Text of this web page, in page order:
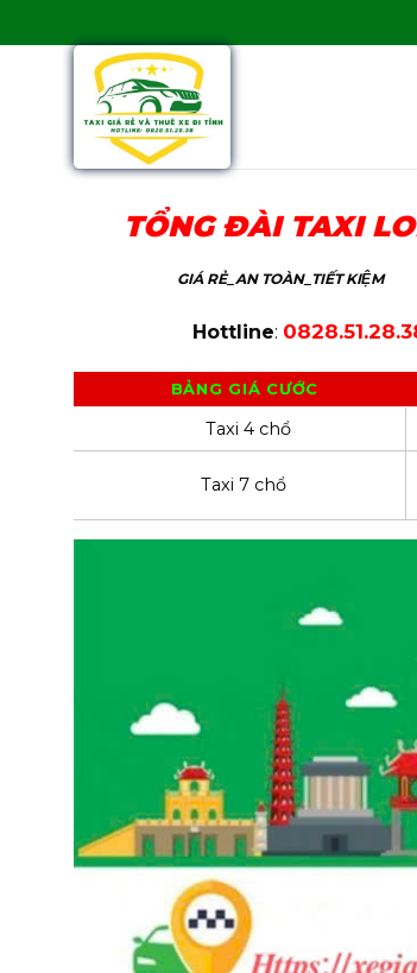
to
TỔNG ĐÀI TAXI
GIÁ RẺ_AN TOÀN_TIẾT KIỆM
Hottline:
BẢNG GIÁ CƯỚC
Taxi 4 chổ
Taxi 7 chổ